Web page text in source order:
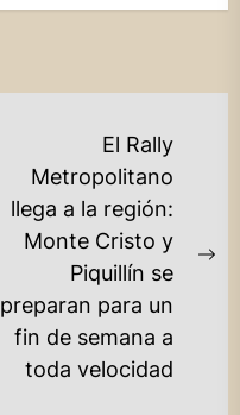
El Rally
Metropolitano
llega a la región:
Monte Cristo y
Piquillín se
preparan para un
fin de semana a
toda velocidad